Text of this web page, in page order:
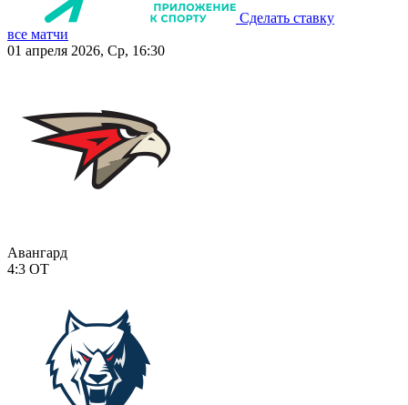
Сделать ставку
все матчи
01 апреля 2026, Ср, 16:30
Авангард
4:3 ОТ